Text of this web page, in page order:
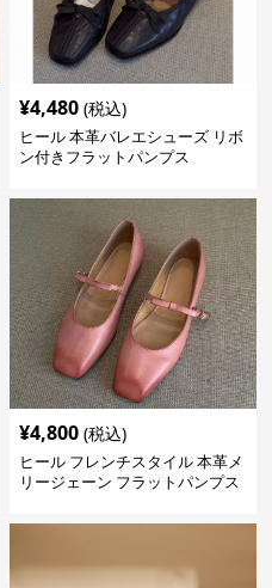
¥4,480 (税込)
ヒール 本革バレエシューズ リボ
ン付きフラットパンプス
¥4,800 (税込)
ヒール フレンチスタイル 本革メ
リージェーン フラットパンプス